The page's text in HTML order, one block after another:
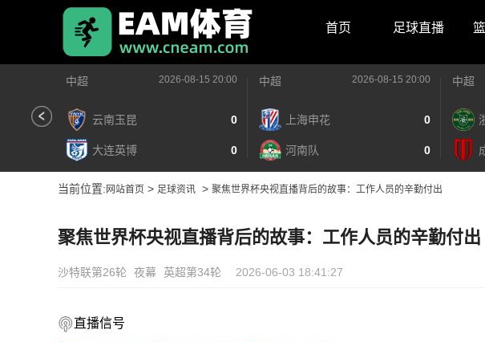
首页 足球直播
中超 2026-08-15 20:00
云南玉昆 0
大连英博 0
中超 2026-08-15 20:00
上海申花 0
河南队 0
中超
当前位置: 网站首页 > 足球资讯 > 聚焦世界杯央视直播背后的故事：工作人员的辛勤付出
聚焦世界杯央视直播背后的故事：工作人员的辛勤付出
沙特联第26轮 夜幕 英超第34轮 2026-06-03 18:41:27
直播信号